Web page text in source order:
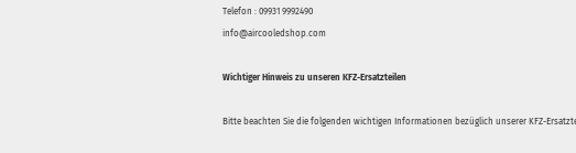
Telefon : 09931 9992490
info@aircooledshop.com
Wichtiger Hinweis zu unseren KFZ-Ersatzteilen
Bitte beachten Sie die folgenden wichtigen Informationen bezüglich unserer KFZ-